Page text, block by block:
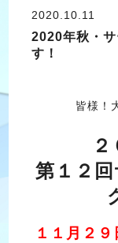
2020.10.11
2020年秋・
す！
皆様！
第１２
１１月２